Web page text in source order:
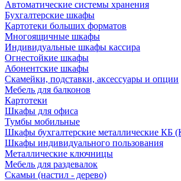
Автоматические системы хранения
Бухгалтерские шкафы
Картотеки больших форматов
Многоящичные шкафы
Индивидуальные шкафы кассира
Огнестойкие шкафы
Абонентские шкафы
Скамейки, подставки, аксессуары и опции
Мебель для балконов
Картотеки
Шкафы для офиса
Тумбы мобильные
Шкафы бухгалтерские металлические КБ
Шкафы индивидуального пользования
Металлические ключницы
Мебель для раздевалок
Скамьи (настил - дерево)